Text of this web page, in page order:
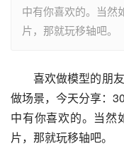
中有你喜欢的。当然
片，那就玩移轴吧。
喜欢做模型的朋
做场景，今天分享：
中有你喜欢的。当然
片，那就玩移轴吧。